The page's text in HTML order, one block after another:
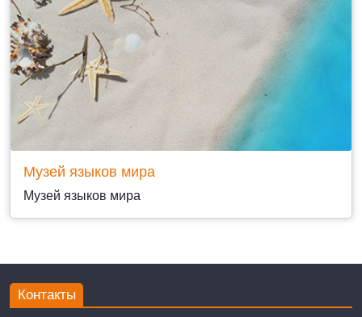
Музей языков мира
Музей языков мира
Контакты